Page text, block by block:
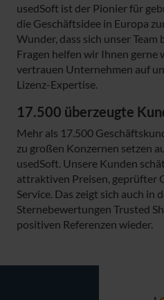
usedSoft ist der Pionier für
die Geschäftsidee in Europa
Wunder, dass sich unser Team
Fragen helfen wir Ihnen gerne
vertrauen Unternehmen auf
Lizenz-Expertise.
17.500 überzeugte
Mehr als 17.500
zu großen Konzernen setzen
usedSoft. Unsere Kunden
attraktiven Preisen, geprüfter
Service. Das zeigt sich auch in
Sternebewertungen Trusted
positiven Referenzen wieder.